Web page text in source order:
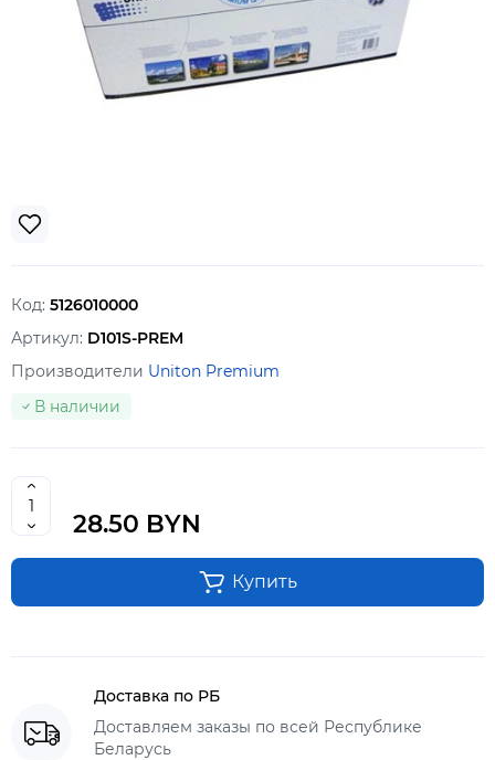
Код: 5126010000
Артикул: D101S-PREM
Производители Uniton Premium
В наличии
28.50 BYN
Купить
Доставка по РБ
Доставляем заказы по всей Республике
Беларусь